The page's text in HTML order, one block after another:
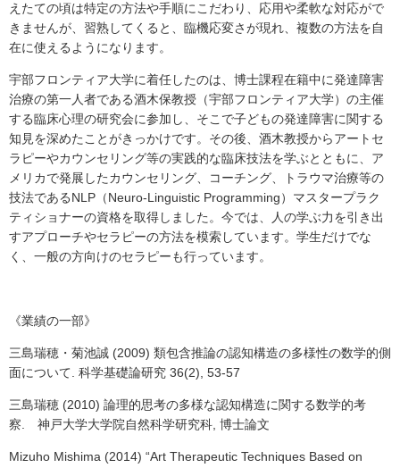
えたての頃は特定の方法や手順にこだわり、応用や柔軟な対応がで
きませんが、習熟してくると、臨機応変さが現れ、複数の方法を自
在に使えるようになります。
宇部フロンティア大学に着任したのは、博士課程在籍中に発達障害
治療の第一人者である酒木保教授（宇部フロンティア大学）の主催
する臨床心理の研究会に参加し、そこで子どもの発達障害に関する
知見を深めたことがきっかけです。その後、酒木教授からアートセ
ラピーやカウンセリング等の実践的な臨床技法を学ぶとともに、ア
メリカで発展したカウンセリング、コーチング、トラウマ治療等の
技法であるNLP（Neuro-Linguistic Programming）マスタープラク
ティショナーの資格を取得しました。今では、人の学ぶ力を引き出
すアプローチやセラピーの方法を模索しています。学生だけでな
く、一般の方向けのセラピーも行っています。
《業績の一部》
三島瑞穂・菊池誠 (2009) 類包含推論の認知構造の多様性の数学的側
面について. 科学基礎論研究 36(2), 53-57
三島瑞穂 (2010) 論理的思考の多様な認知構造に関する数学的考
察. 神戸大学大学院自然科学研究科, 博士論文
Mizuho Mishima (2014) “Art Therapeutic Techniques Based on